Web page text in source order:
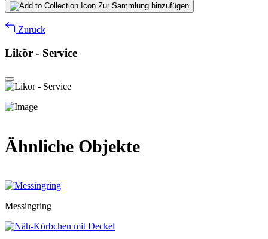
Zur Sammlung hinzufügen
Zurück
Likör - Service
Ähnliche Objekte
Messingring